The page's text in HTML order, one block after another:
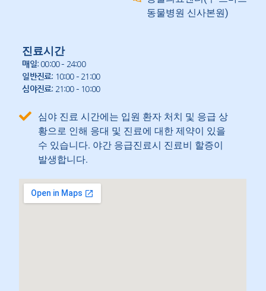
동물병원 신사본원)
진료시간
매일: 00:00 – 24:00
일반진료: 10:00 – 21:00
심야진료: 21:00 – 10:00
심야 진료 시간에는 입원 환자 처치 및 응급 상
황으로 인해 응대 및 진료에 대한 제약이 있을
수 있습니다. 야간 응급진료시 진료비 할증이
발생합니다.